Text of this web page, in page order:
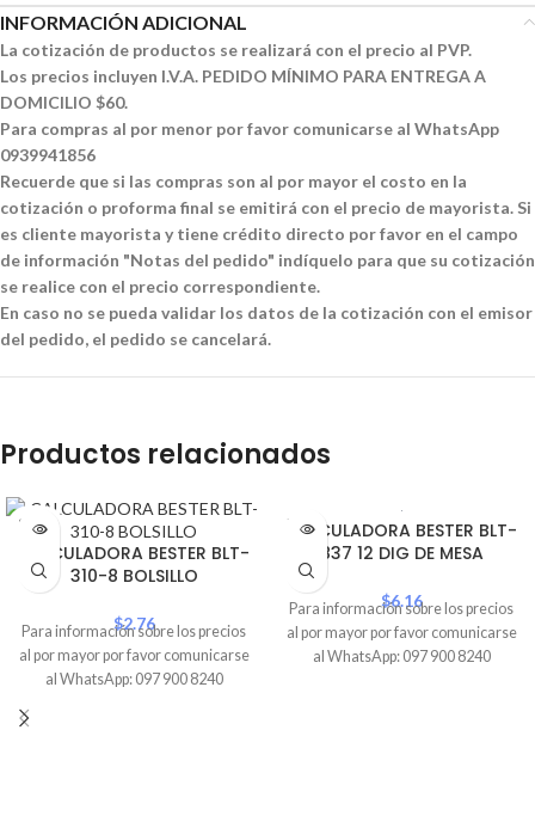
INFORMACIÓN ADICIONAL
La cotización de productos se realizará con el precio al PVP.
Los precios incluyen I.V.A. PEDIDO MÍNIMO PARA ENTREGA A
DOMICILIO $60.
Para compras al por menor por favor comunicarse al WhatsApp
0939941856
Recuerde que si las compras son al por mayor el costo en la
cotización o proforma final se emitirá con el precio de mayorista. Si
es cliente mayorista y tiene crédito directo por favor en el campo
de información "Notas del pedido" indíquelo para que su cotización
se realice con el precio correspondiente.
En caso no se pueda validar los datos de la cotización con el emisor
del pedido, el pedido se cancelará.
Productos relacionados
SOLD
OUT
CALCULADORA BESTER BLT-
310-8 BOLSILLO
$2.76
Para información sobre los precios
al por mayor por favor comunicarse
al WhatsApp: 097 900 8240
SOLD
OUT
CALCULADORA BESTER BLT-
837 12 DIG DE MESA
$6.16
Para información sobre los precios
al por mayor por favor comunicarse
al WhatsApp: 097 900 8240